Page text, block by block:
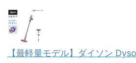
【最軽量モデル】ダイソン